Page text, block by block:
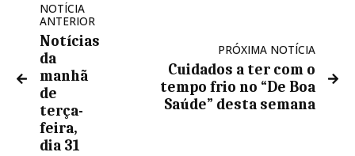
NOTÍCIA
ANTERIOR
Notícias
da
manhã
de
terça-
feira,
dia 31
PRÓXIMA NOTÍCIA
Cuidados a ter com o
tempo frio no “De Boa
Saúde” desta semana